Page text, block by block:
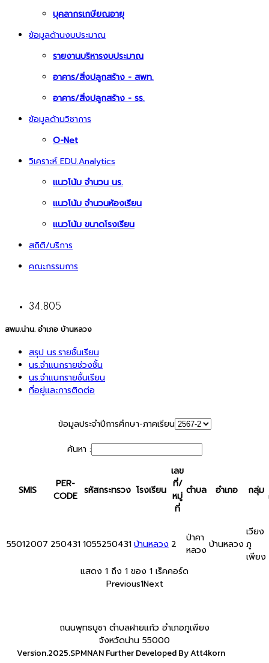
บุคลากรเกษียณอายุ
ข้อมูลด้านงบประมาณ
รายงานบริหารงบประมาณ
อาคาร/สิ่งปลูกสร้าง - สพท.
อาคาร/สิ่งปลูกสร้าง - รร.
ข้อมูลด้านวิชาการ
O-Net
วิเคราะห์ EDU.Analytics
แนวโน้ม จำนวน นร.
แนวโน้ม จำนวนห้องเรียน
แนวโน้ม ขนาดโรงเรียน
สถิติ/บริการ
คณะกรรมการ
34.805
สพม.น่าน. อำเภอ บ้านหลวง
สรุป นร.รายชั้นเรียน
นร.จำแนกรายช่วงชั้น
นร.จำแนกรายชั้นเรียน
ที่อยู่และการติดต่อ
ข้อมูลประจำปีการศึกษา-ภาคเรียน
ค้นหา :
SMIS
PER-
CODE รหัสกระทรวง โรงเรียน
เลข
ที่/
หมู่
ที่
ตำบล อำเภอ กลุ่ม
55012007 2504311055250431บ้านหลวง 2
ป่าคา
หลวง บ้านหลวง
เวียง
ภู
เพียง
แสดง 1 ถึง 1 ของ 1 เร็คคอร์ด
Previous1Next
ถนนพุทธบูชา ตำบลฝายแก้ว อำเภอภูเพียง
จังหวัดน่าน 55000
Version.2025.SPMNAN Further Developed By Att4korn